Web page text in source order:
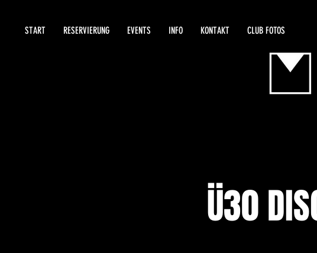
START RESERVIERUNG EVENTS INFO KONTAKT CLUB FOTOS
Ü30